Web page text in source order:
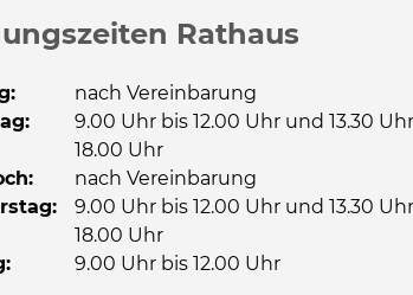
Rathaus
nach Vereinbarung
9.00 Uhr bis 12.00 Uhr und 13.30
18.00 Uhr
nach Vereinbarung
9.00 Uhr bis 12.00 Uhr und 13.30
18.00 Uhr
9.00 Uhr bis 12.00 Uhr